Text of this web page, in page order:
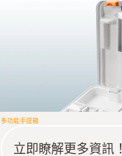
多功能手提箱
立即瞭解更多資訊！